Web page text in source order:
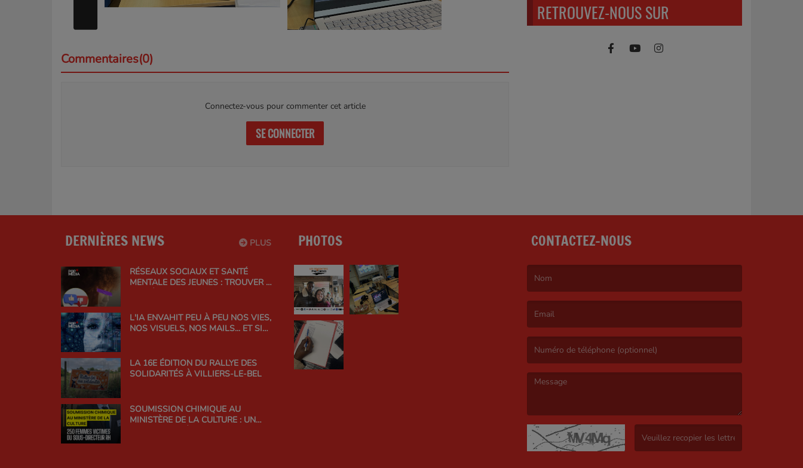
Commentaires(0)
Connectez-vous pour commenter cet article
SE CONNECTER
RETROUVEZ-NOUS SUR
PLUS
DERNIÈRES NEWS
RÉSEAUX SOCIAUX ET SANTÉ
MENTALE DES JEUNES : TROUVER LE
L'IA ENVAHIT PEU À PEU NOS VIES,
NOS VISUELS, NOS MAILS... ET SI
LA 16E ÉDITION DU RALLYE DES
SOLIDARITÉS À VILLIERS-LE-BEL
SOUMISSION CHIMIQUE AU
MINISTÈRE DE LA CULTURE : UN
PHOTOS CONTACTEZ-NOUS